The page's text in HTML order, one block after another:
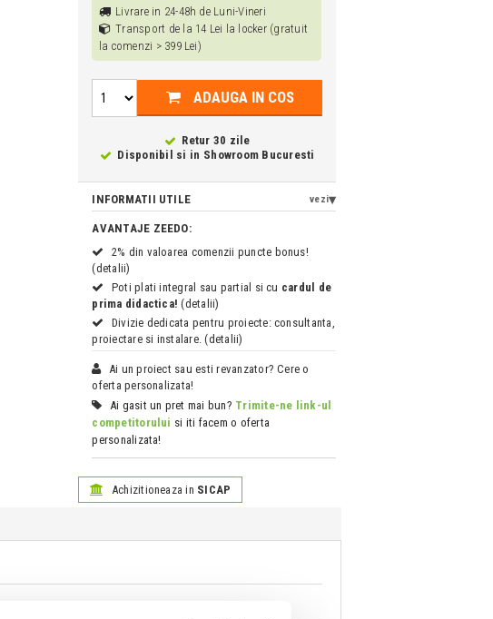
Livrare in 24-48h de Luni-Vineri
Transport de la 14 Lei la locker (gratuit
la comenzi > 399 Lei)
ADAUGA IN COS
Retur 30 zile
Disponibil si in Showroom Bucuresti
INFORMATII UTILE vezi
AVANTAJE ZEEDO:
2% din valoarea comenzii puncte bonus!
(detalii)
Poti plati integral sau partial si cu cardul de
prima didactica! (detalii)
Divizie dedicata pentru proiecte: consultanta,
proiectare si instalare. (detalii)
Ai un proiect sau esti revanzator? Cere o
oferta personalizata!
Ai gasit un pret mai bun? Trimite-ne link-ul
competitorului si iti facem o oferta
personalizata!
Achizitioneaza in SICAP